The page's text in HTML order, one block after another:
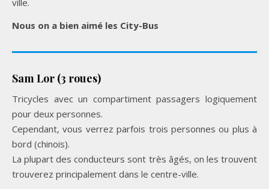
ville.
Nous on a bien aimé les City-Bus
Sam Lor (3 roues)
Tricycles avec un compartiment passagers logiquement
pour deux personnes.
Cependant, vous verrez parfois trois personnes ou plus à
bord (chinois).
La plupart des conducteurs sont très âgés, on les trouvent
trouverez principalement dans le centre-ville.